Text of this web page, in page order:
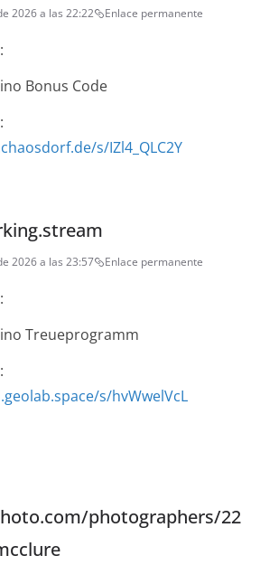
2026 a las 22:22 Enlace permanente
Bonus Code
s/IZl4_QLC2Y
2026 a las 23:57 Enlace permanente
Treueprogramm
s/hvWwelVcL
photographers/22